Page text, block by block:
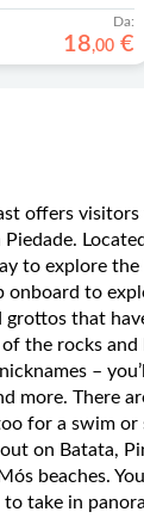
Da:
18,00 €
offers
to explore the
onboard to
grottos that
the rocks
–
more. There
for a swim or
on Batata,
beaches.
take in